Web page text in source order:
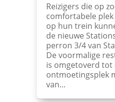
Reizigers die op
comfortabele
op hun trein
de nieuwe
perron 3/4 van
De voormalige
is omgetoverd tot
ontmoetingsplek
van…